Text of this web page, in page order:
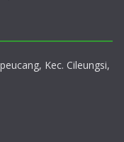
Kec. Cileungsi,